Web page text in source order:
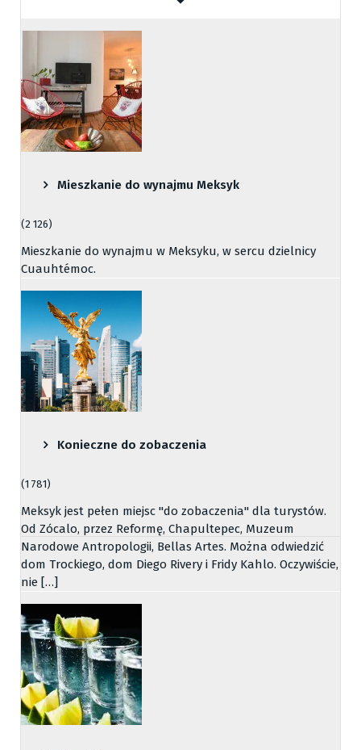
Mieszkanie do wynajmu Meksyk
(2 126)
Mieszkanie do wynajmu w Meksyku, w sercu dzielnicy
Cuauhtémoc.
Konieczne do zobaczenia
(1 781)
Meksyk jest pełen miejsc "do zobaczenia" dla turystów.
Od Zócalo, przez Reformę, Chapultepec, Muzeum
Narodowe Antropologii, Bellas Artes. Można odwiedzić
dom Trockiego, dom Diego Rivery i Fridy Kahlo. Oczywiście,
nie […]